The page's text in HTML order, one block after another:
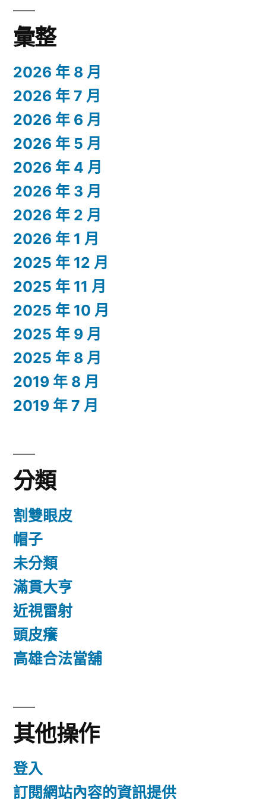
彙整
2026 年 8 月
2026 年 7 月
2026 年 6 月
2026 年 5 月
2026 年 4 月
2026 年 3 月
2026 年 2 月
2026 年 1 月
2025 年 12 月
2025 年 11 月
2025 年 10 月
2025 年 9 月
2025 年 8 月
2019 年 8 月
2019 年 7 月
分類
割雙眼皮
帽子
未分類
滿貫大亨
近視雷射
頭皮癢
高雄合法當舖
其他操作
登入
訂閱網站內容的資訊提供